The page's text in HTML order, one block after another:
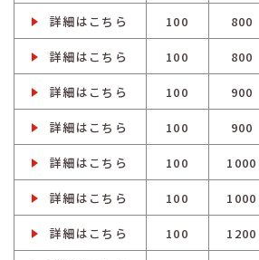
詳細はこちら 100 800
詳細はこちら 100 800
詳細はこちら 100 900
詳細はこちら 100 900
詳細はこちら 100 1000
詳細はこちら 100 1000
詳細はこちら 100 1200